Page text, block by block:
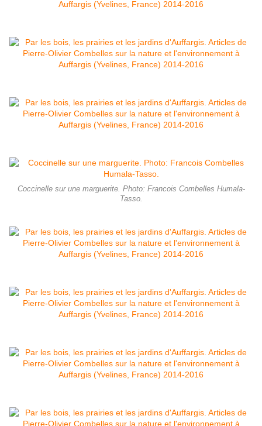
Coccinelle sur une marguerite. Photo: Francois Combelles Humala-
Tasso.